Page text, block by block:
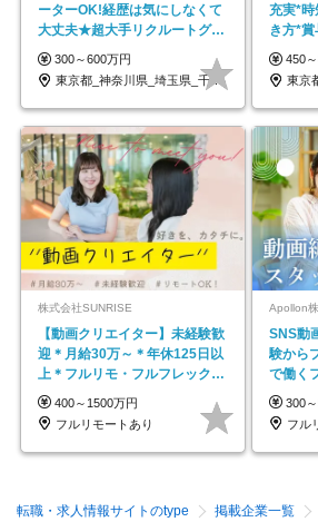
ーターOK!経歴は気にしなくて
大丈夫★超大手リクルートグル
ープの正社員/sg
300～600万円
東京都_神奈川県_埼玉県_千葉県_大阪府…
充実*時
き方*賞
450
東京
株式会社SUNRISE
【動画クリエイター】未経験歓
迎＊月給30万～＊年休125日以
上＊フルリモ・フルフレックス
◆10名の採用が決定◆
400～1500万円
フルリモートあり
Apollon
SNS動
験から
で働く
で18時
300
フル
転職・求人情報サイトのtype 掲載企業一覧